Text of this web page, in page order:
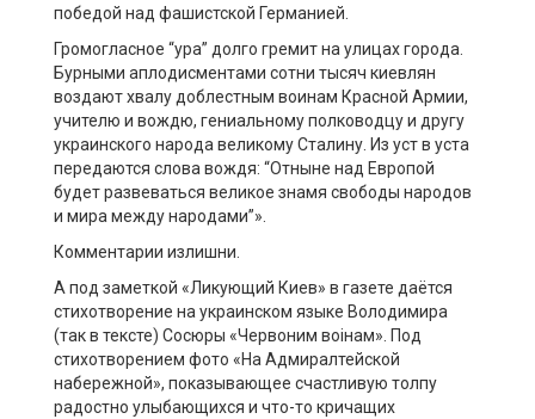
победой над фашистской Германией.
Громогласное “ура” долго гремит на улицах города.
Бурными аплодисментами сотни тысяч киевлян
воздают хвалу доблестным воинам Красной Армии,
учителю и вождю, гениальному полководцу и другу
украинского народа великому Сталину. Из уст в уста
передаются слова вождя: “Отныне над Европой
будет развеваться великое знамя свободы народов
и мира между народами”».
Комментарии излишни.
А под заметкой «Ликующий Киев» в газете даётся
стихотворение на украинском языке Володимира
(так в тексте) Сосюры «Червоним воiнам». Под
стихотворением фото «На Адмиралтейской
набережной», показывающее счастливую толпу
радостно улыбающихся и что-то кричащих